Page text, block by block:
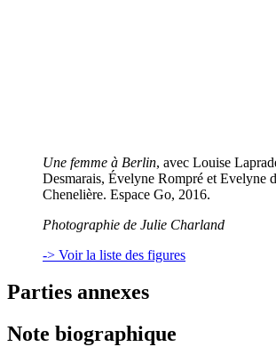
Une femme à Berlin, avec Louise
Desmarais, Évelyne Rompré et Evelyne
Chenelière. Espace Go, 2016.
Photographie de Julie Charland
-> Voir la liste des figures
Parties annexes
Note biographique